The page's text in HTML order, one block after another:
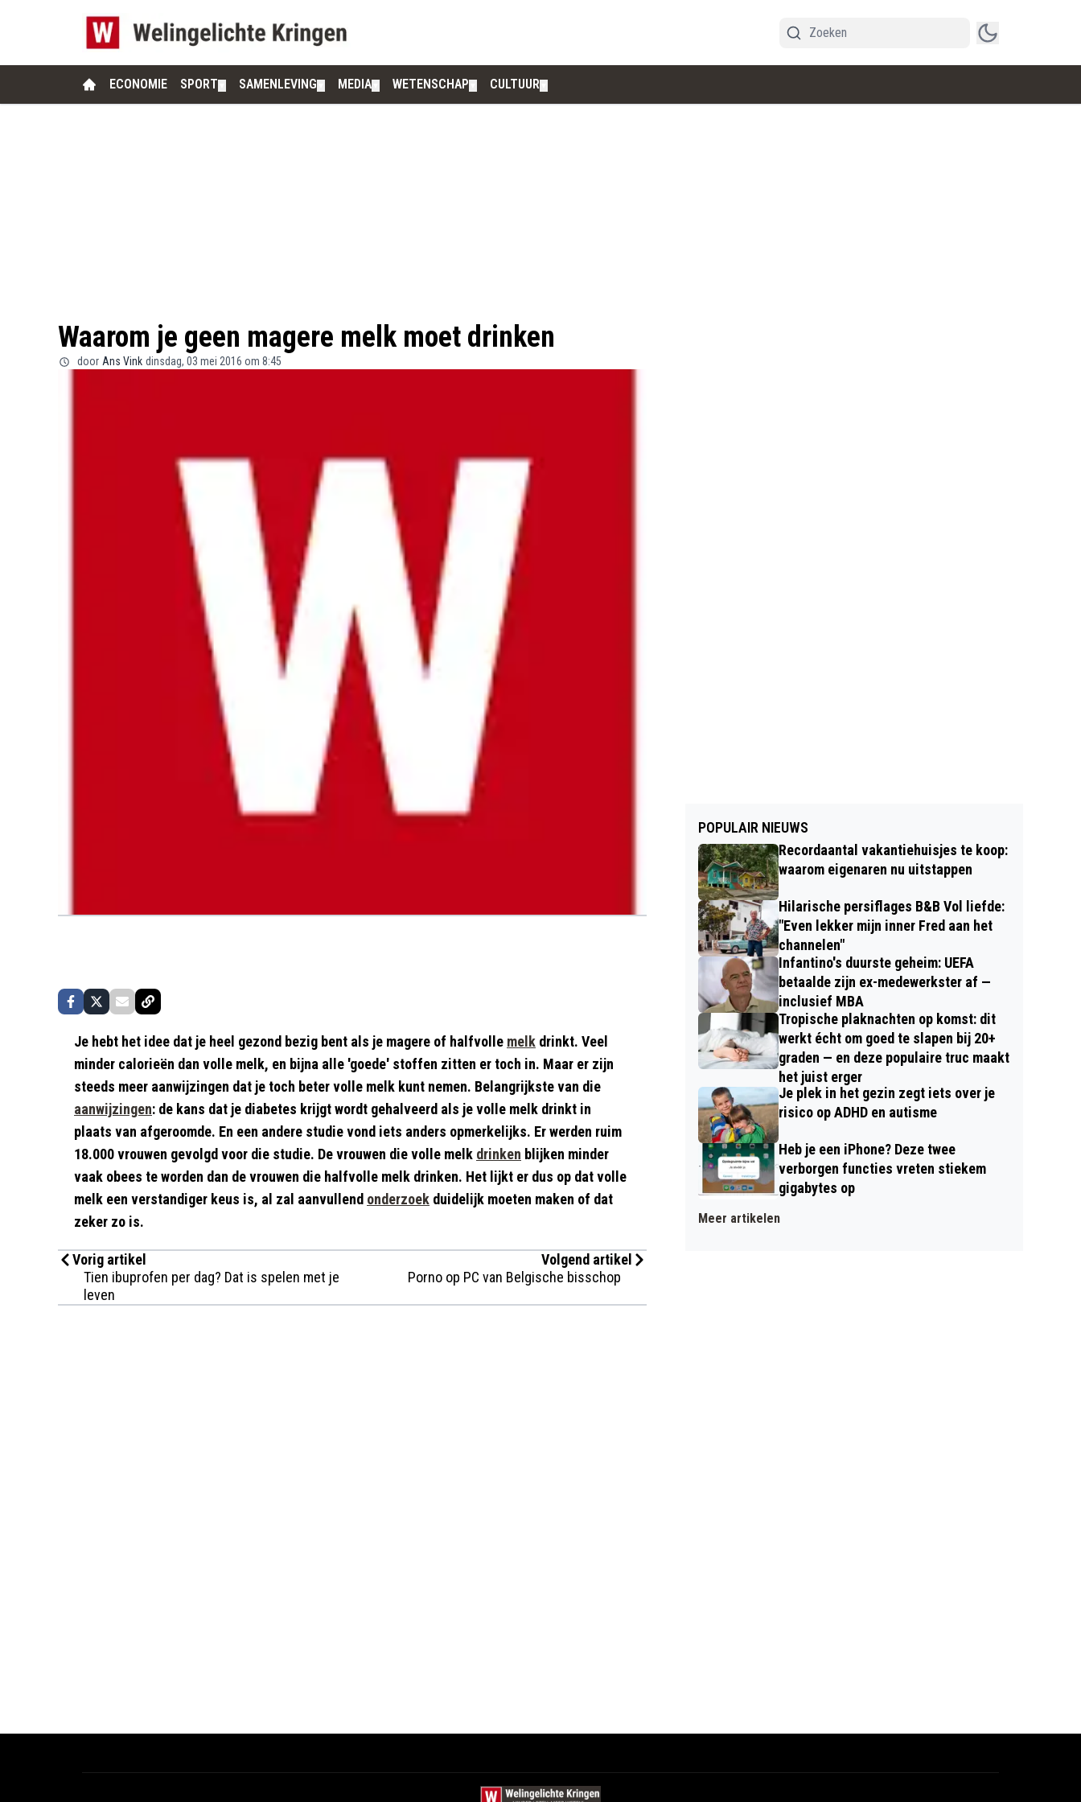
ECONOMIE SPORT SAMENLEVING MEDIA WETENSCHAP CULTUUR
Waarom je geen magere melk moet drinken
door Ans Vink dinsdag, 03 mei 2016 om 8:45
Je hebt het idee dat je heel gezond bezig bent als je magere of halfvolle melk drinkt. Veel
minder calorieën dan volle melk, en bijna alle 'goede' stoffen zitten er toch in. Maar er zijn
steeds meer aanwijzingen dat je toch beter volle melk kunt nemen. Belangrijkste van die
aanwijzingen: de kans dat je diabetes krijgt wordt gehalveerd als je volle melk drinkt in
plaats van afgeroomde. En een andere studie vond iets anders opmerkelijks. Er werden ruim
18.000 vrouwen gevolgd voor die studie. De vrouwen die volle melk drinken blijken minder
vaak obees te worden dan de vrouwen die halfvolle melk drinken. Het lijkt er dus op dat volle
melk een verstandiger keus is, al zal aanvullend onderzoek duidelijk moeten maken of dat
zeker zo is.
Vorig artikel
Tien ibuprofen per dag? Dat is spelen met je
leven
Volgend artikel
Porno op PC van Belgische bisschop
POPULAIR NIEUWS
Recordaantal vakantiehuisjes te koop:
waarom eigenaren nu uitstappen
Hilarische persiflages B&B Vol liefde:
"Even lekker mijn inner Fred aan het
channelen"
Infantino's duurste geheim: UEFA
betaalde zijn ex-medewerkster af —
inclusief MBA
Tropische plaknachten op komst: dit
werkt écht om goed te slapen bij 20+
graden — en deze populaire truc maakt
het juist erger
Je plek in het gezin zegt iets over je
risico op ADHD en autisme
Heb je een iPhone? Deze twee
verborgen functies vreten stiekem
gigabytes op
Meer artikelen